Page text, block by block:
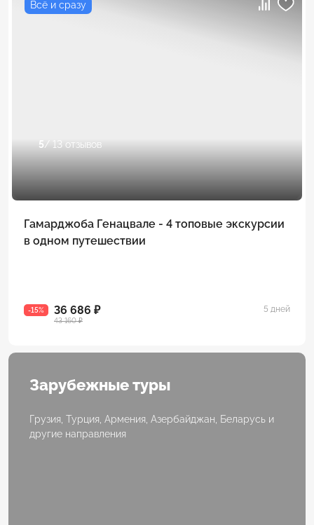
Всё и сразу
5/ 13 отзывов
Гамарджоба Генацвале - 4 топовые экскурсии
в одном путешествии
-15% 36 686 ₽
43 160 ₽
5 дней
Зарубежные туры
Грузия, Турция, Армения, Азербайджан, Беларусь и
другие направления